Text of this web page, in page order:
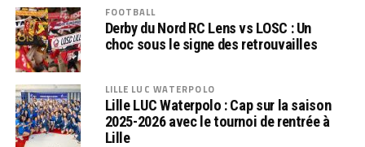
FOOTBALL
Derby du Nord RC Lens vs LOSC : Un
choc sous le signe des retrouvailles
LILLE LUC WATERPOLO
Lille LUC Waterpolo : Cap sur la saison
2025-2026 avec le tournoi de rentrée à
Lille